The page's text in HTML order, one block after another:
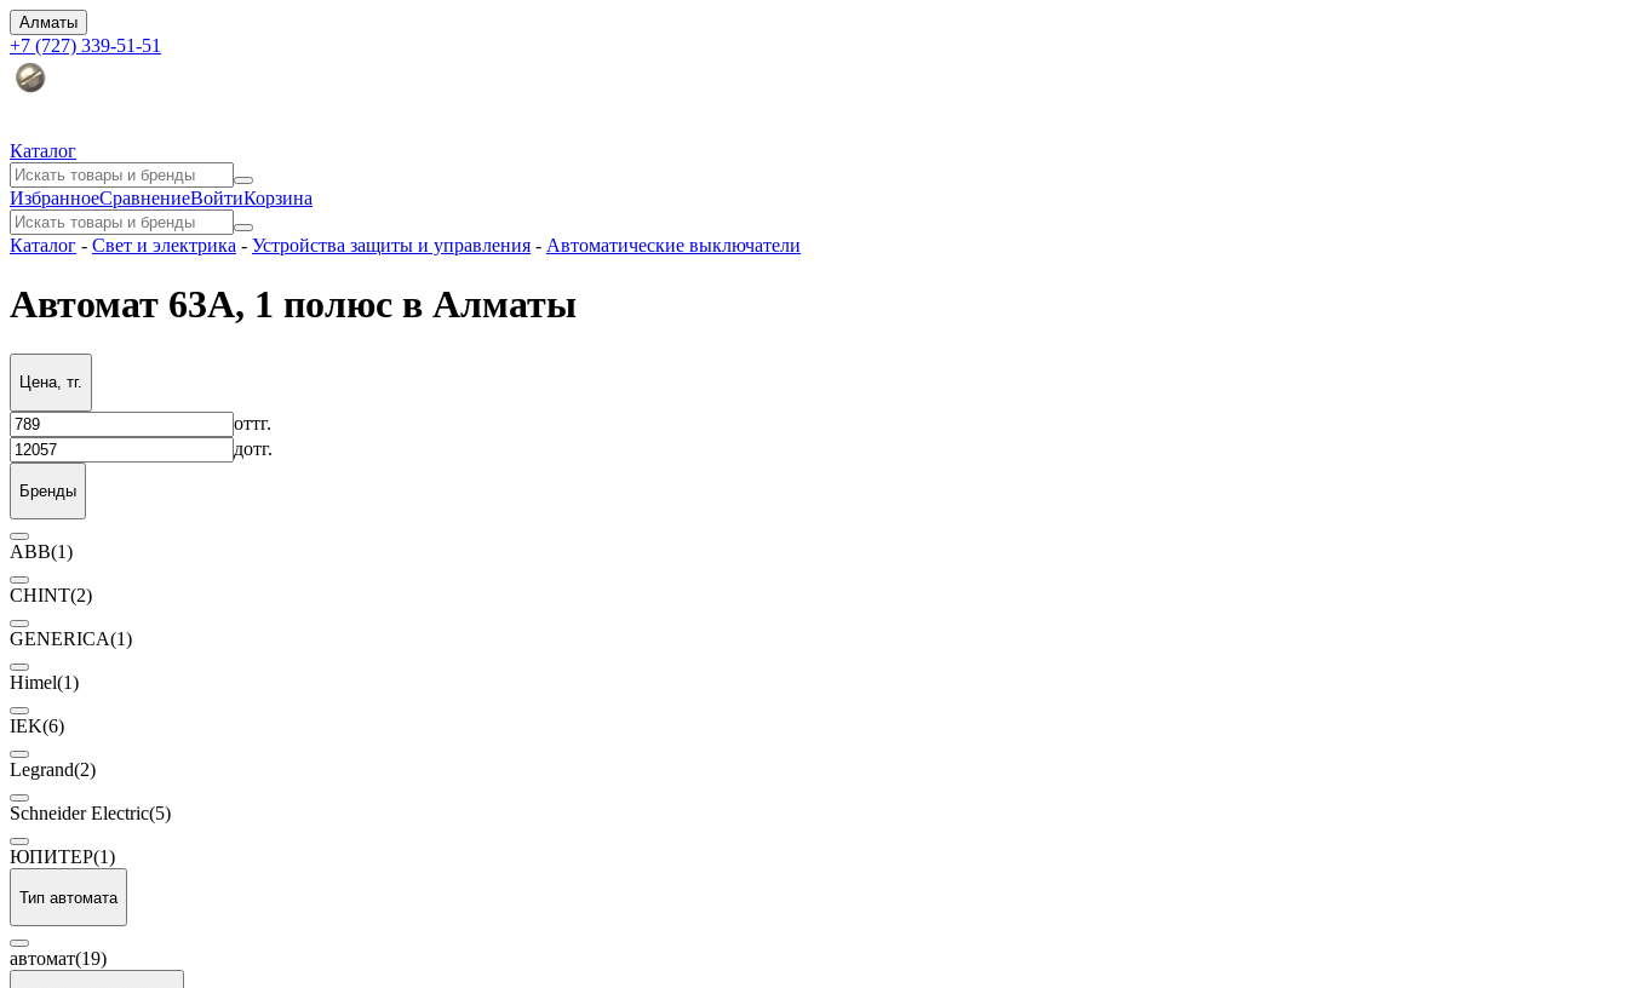
Алматы
+7 (727) 339-51-51
Каталог
ИзбранноеСравнениеВойтиКорзина
Каталог - Свет и электрика - Устройства защиты и управления - Автоматические выключатели
Автомат 63А, 1 полюс в Алматы
Цена, тг.
оттг.
дотг.
Бренды
ABB(1)
CHINT(2)
GENERICA(1)
Himel(1)
IEK(6)
Legrand(2)
Schneider Electric(5)
ЮПИТЕР(1)
Тип автомата
автомат(19)